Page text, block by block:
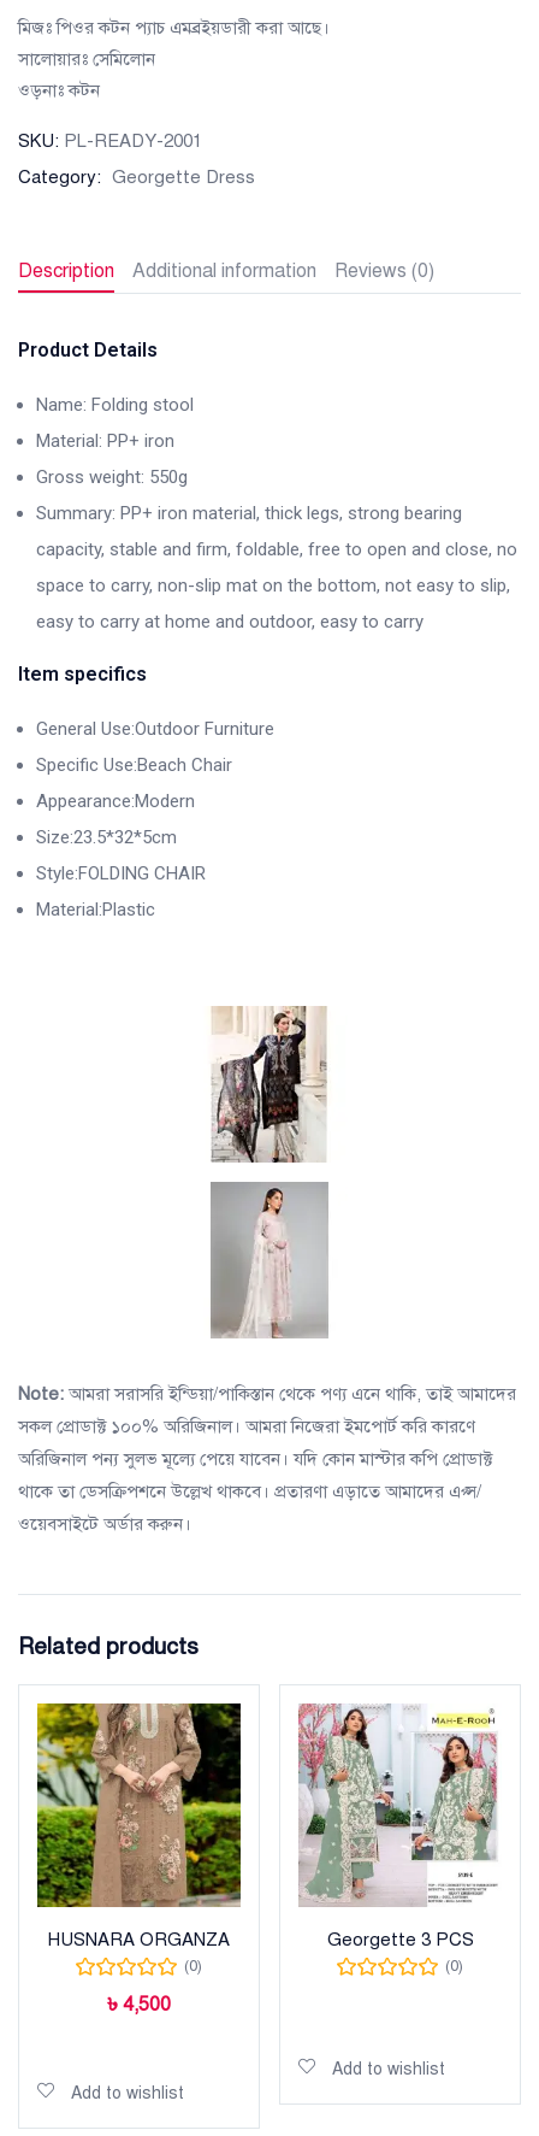
মিজঃ পিওর কটন প্যাচ এমব্রইয়ডারী করা আছে।
সালোয়ারঃ সেমিলোন
ওড়নাঃ কটন
SKU: PL-READY-2001
Category: Georgette Dress
Description Additional information Reviews (0)
Product Details
Name: Folding stool
Material: PP+ iron
Gross weight: 550g
Summary: PP+ iron material, thick legs, strong bearing
capacity, stable and firm, foldable, free to open and close, no
space to carry, non-slip mat on the bottom, not easy to slip,
easy to carry at home and outdoor, easy to carry
Item specifics
General Use:Outdoor Furniture
Specific Use:Beach Chair
Appearance:Modern
Size:23.5*32*5cm
Style:FOLDING CHAIR
Material:Plastic
Note: আমরা সরাসরি ইন্ডিয়া/পাকিস্তান থেকে পণ্য এনে থাকি, তাই আমাদের
সকল প্রোডাক্ট ১০০% অরিজিনাল। আমরা নিজেরা ইমপোর্ট করি কারণে
অরিজিনাল পন্য সুলভ মূল্যে পেয়ে যাবেন। যদি কোন মাস্টার কপি প্রোডাক্ট
থাকে তা ডেসক্রিপশনে উল্লেখ থাকবে। প্রতারণা এড়াতে আমাদের এপ্স/
ওয়েবসাইটে অর্ডার করুন।
Related products
HUSNARA ORGANZA
(0)
৳ 4,500
Add to wishlist
Georgette 3 PCS
(0)
Add to wishlist